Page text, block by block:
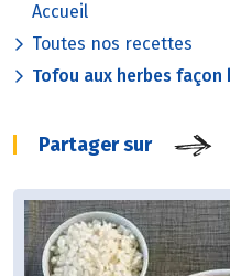
Accueil
Toutes nos recettes
Tofou aux herbes façon
Partager sur